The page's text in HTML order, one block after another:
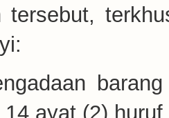
tersebut,
ayat (2)